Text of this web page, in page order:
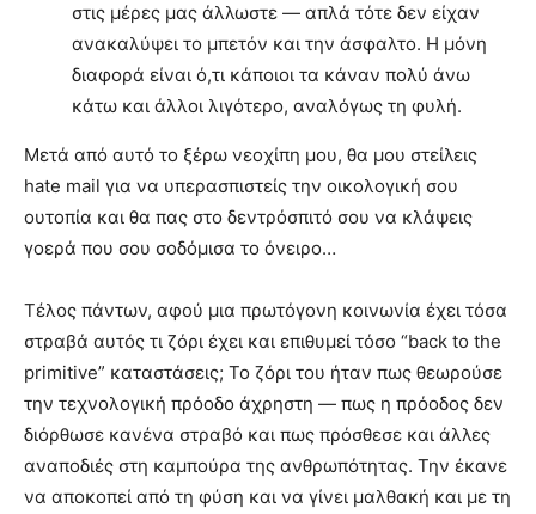
στις μέρες μας άλλωστε — απλά τότε δεν είχαν
ανακαλύψει το μπετόν και την άσφαλτο. Η μόνη
διαφορά είναι ό,τι κάποιοι τα κάναν πολύ άνω
κάτω και άλλοι λιγότερο, αναλόγως τη φυλή.
Μετά από αυτό το ξέρω νεοχίπη μου, θα μου στείλεις
hate mail για να υπερασπιστείς την οικολογική σου
ουτοπία και θα πας στο δεντρόσπιτό σου να κλάψεις
γοερά που σου σοδόμισα το όνειρο…
Τέλος πάντων, αφού μια πρωτόγονη κοινωνία έχει τόσα
στραβά αυτός τι ζόρι έχει και επιθυμεί τόσο “back to the
primitive” καταστάσεις; Το ζόρι του ήταν πως θεωρούσε
την τεχνολογική πρόοδο άχρηστη — πως η πρόοδος δεν
διόρθωσε κανένα στραβό και πως πρόσθεσε και άλλες
αναποδιές στη καμπούρα της ανθρωπότητας. Την έκανε
να αποκοπεί από τη φύση και να γίνει μαλθακή και με τη